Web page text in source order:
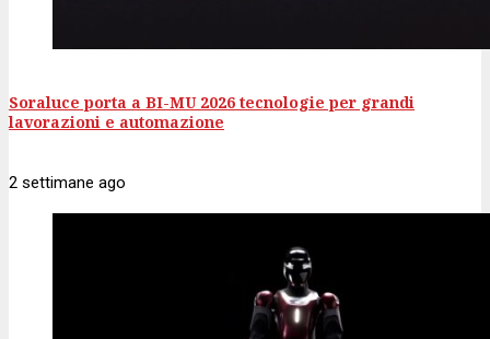
Soraluce porta a BI-MU 2026 tecnologie per grandi
lavorazioni e automazione
2 settimane ago